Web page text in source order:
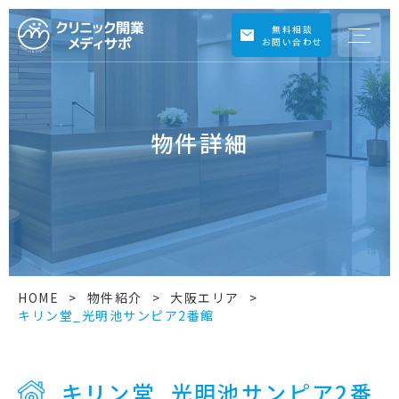
無料相談
お問い合わせ
物件詳細
HOME > 物件紹介 > 大阪エリア
>
キリン堂_光明池サンピア2番館
キリン堂_光明池サンピア2番